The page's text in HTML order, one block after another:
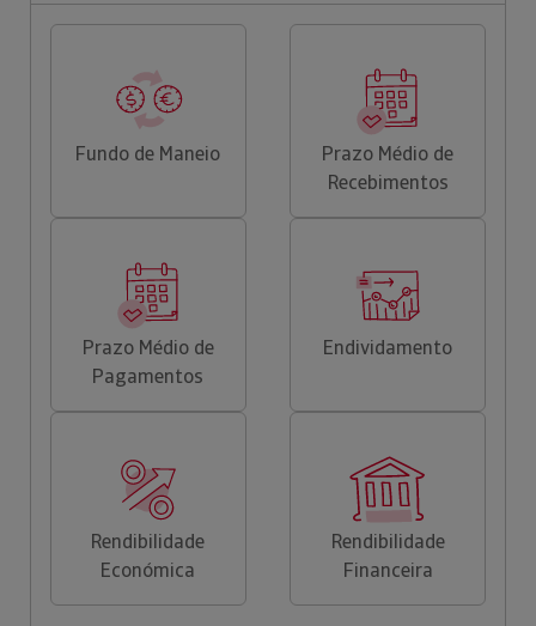
Fundo de Maneio
Prazo Médio de
Recebimentos
Prazo Médio de
Pagamentos
Endividamento
Rendibilidade
Económica
Rendibilidade
Financeira